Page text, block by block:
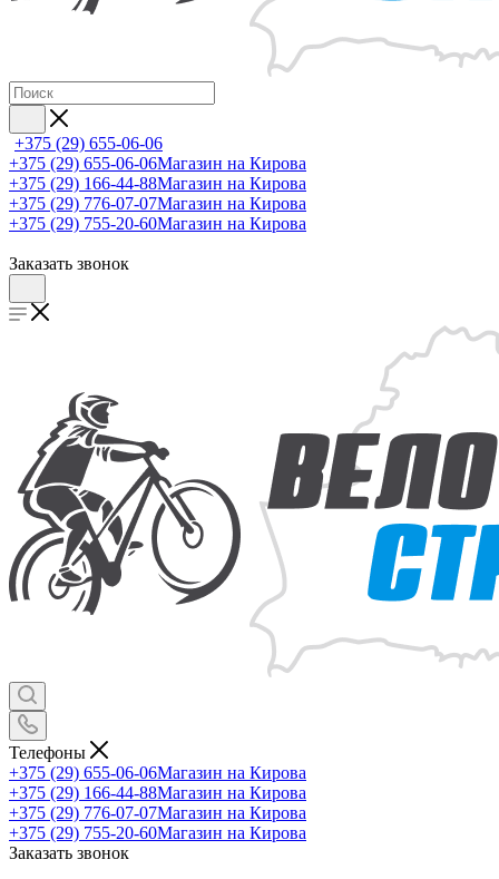
+375 (29) 655-06-06
+375 (29) 655-06-06Магазин на Кирова
+375 (29) 166-44-88Магазин на Кирова
+375 (29) 776-07-07Магазин на Кирова
+375 (29) 755-20-60Магазин на Кирова
Заказать звонок
Телефоны
+375 (29) 655-06-06Магазин на Кирова
+375 (29) 166-44-88Магазин на Кирова
+375 (29) 776-07-07Магазин на Кирова
+375 (29) 755-20-60Магазин на Кирова
Заказать звонок